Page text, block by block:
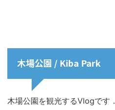
木場公園 / Kiba Park
木場公園を観光するVlogです．